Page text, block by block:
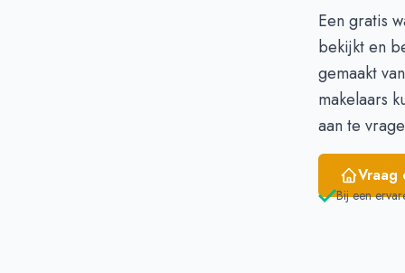
Een gratis
bekijkt en
gemaakt
makelaars
aan te
Vraag
Bij een